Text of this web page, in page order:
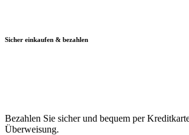
Sicher einkaufen & bezahlen
Bezahlen Sie sicher und bequem per
Überweisung.